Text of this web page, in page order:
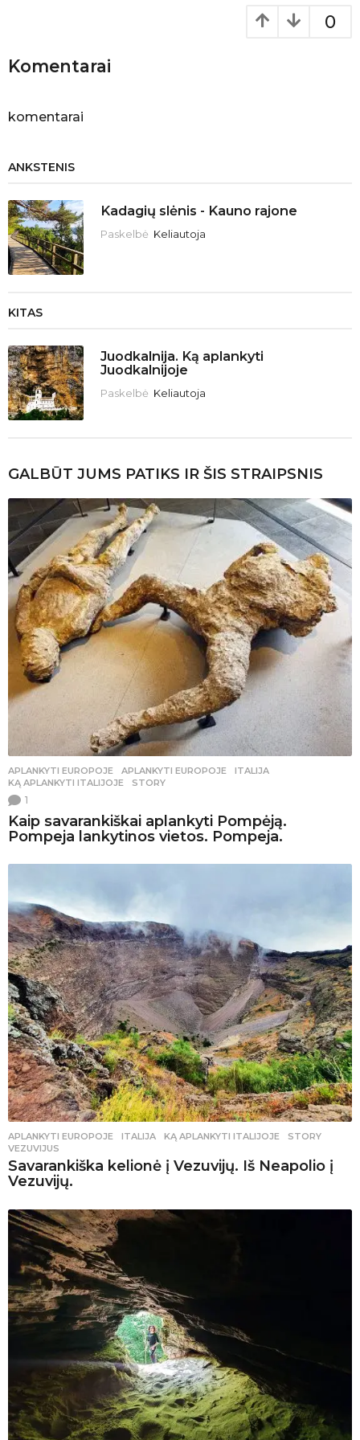
n
0
Komentarai
komentarai
ANKSTENIS
Kadagių slėnis - Kauno rajone
Paskelbė Keliautoja
KITAS
Juodkalnija. Ką aplankyti
Juodkalnijoje
Paskelbė Keliautoja
GALBŪT JUMS PATIKS IR ŠIS STRAIPSNIS
APLANKYTI EUROPOJE APLANKYTI EUROPOJE ,ITALIJA
KĄ APLANKYTI ITALIJOJE
,STORY
1
Kaip savarankiškai aplankyti Pompėją.
Pompeja lankytinos vietos. Pompeja.
APLANKYTI EUROPOJE ITALIJA ,KĄ APLANKYTI ITALIJOJE ,STORY
VEZUVIJUS
Savarankiška kelionė į Vezuvijų. Iš Neapolio į
Vezuvijų.